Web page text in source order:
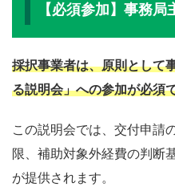
【必須参加】事務
採択事業者は、原則として
る説明会」への参加が必須
この説明会では、交付申請
限、補助対象外経費の判断
が提供されます。